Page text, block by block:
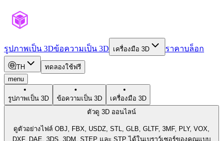
รูปภาพเป็น 3Dข้อความเป็น 3D เครื่องมือ 3D ราคาบล็อก
TH
ทดลองใช้ฟรี
menu
รูปภาพเป็น 3D ข้อความเป็น 3D
เครื่องมือ 3D
ตัวดู 3D ออนไลน์
ดูตัวอย่างไฟล์ OBJ, FBX, USDZ, STL, GLB, GLTF, 3MF, PLY, VOX,
DXF, DAE, 3DS, 3DM, STEP และ STP ได้ในเบราว์เซอร์ของคุณแบบ